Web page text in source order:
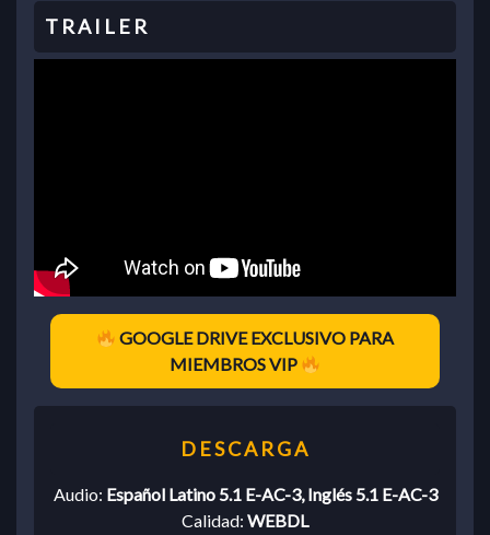
GOOGLE DRIVE EXCLUSIVO PARA
MIEMBROS VIP
Audio: Español Latino 5.1 E-AC-3, Inglés 5.1 E-AC-3
Calidad: WEBDL